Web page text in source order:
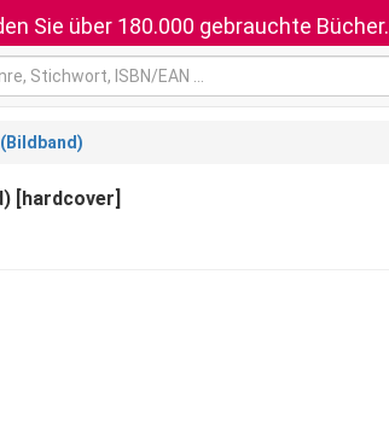
Sie über 180.000 gebrauchte Bücher.
[hardcover]